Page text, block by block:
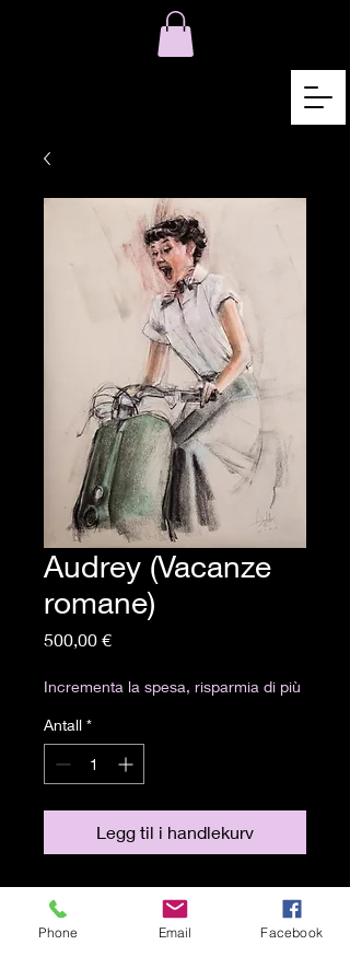
Audrey (Vacanze
romane)
500,00 €Pris
Incrementa la spesa, risparmia di più
Antall *
Legg til i handlekurv
Artista: Sergio Bargagliotti)
Tecnica: carboncino e pastelli
Phone Email Facebook